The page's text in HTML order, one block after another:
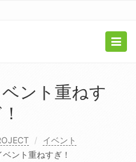
ベント重ねす
イベント
ベント重ねすぎ！